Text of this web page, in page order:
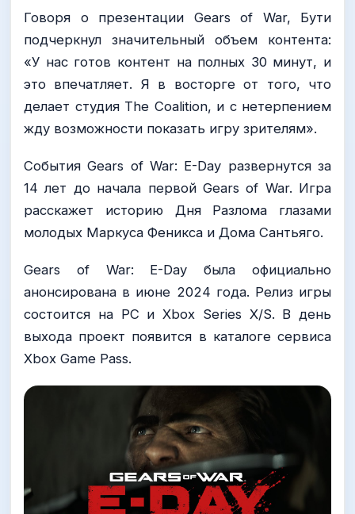
Говоря о презентации Gears of War, Бути
подчеркнул значительный объем контента:
«У нас готов контент на полных 30 минут, и
это впечатляет. Я в восторге от того, что
делает студия The Coalition, и с нетерпением
жду возможности показать игру зрителям».
События Gears of War: E-Day развернутся за
14 лет до начала первой Gears of War. Игра
расскажет историю Дня Разлома глазами
молодых Маркуса Феникса и Дома Сантьяго.
Gears of War: E-Day была официально
анонсирована в июне 2024 года. Релиз игры
состоится на PC и Xbox Series X/S. В день
выхода проект появится в каталоге сервиса
Xbox Game Pass.